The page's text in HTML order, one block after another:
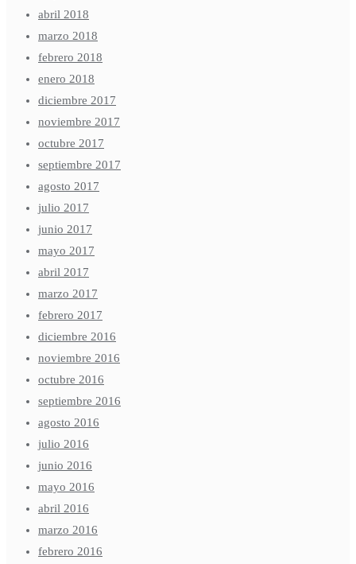
abril 2018
marzo 2018
febrero 2018
enero 2018
diciembre 2017
noviembre 2017
octubre 2017
septiembre 2017
agosto 2017
julio 2017
junio 2017
mayo 2017
abril 2017
marzo 2017
febrero 2017
diciembre 2016
noviembre 2016
octubre 2016
septiembre 2016
agosto 2016
julio 2016
junio 2016
mayo 2016
abril 2016
marzo 2016
febrero 2016